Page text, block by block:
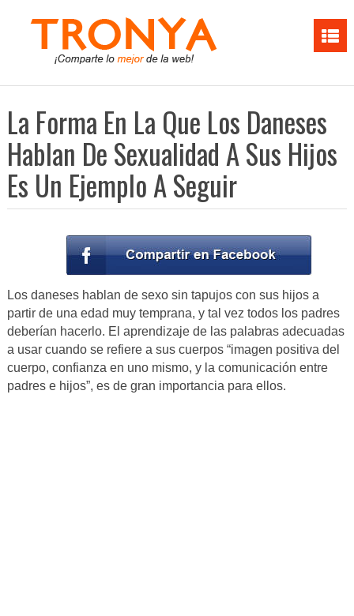
La Forma En La Que Los Daneses
Hablan De Sexualidad A Sus Hijos
Es Un Ejemplo A Seguir
Los daneses hablan de sexo sin tapujos con sus hijos a
partir de una edad muy temprana, y tal vez todos los padres
deberían hacerlo. El aprendizaje de las palabras adecuadas
a usar cuando se refiere a sus cuerpos “imagen positiva del
cuerpo, confianza en uno mismo, y la comunicación entre
padres e hijos”, es de gran importancia para ellos.